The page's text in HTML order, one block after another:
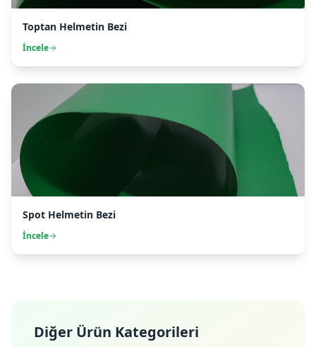
Toptan Helmetin Bezi
İncele
Spot Helmetin Bezi
İncele
Diğer Ürün Kategorileri